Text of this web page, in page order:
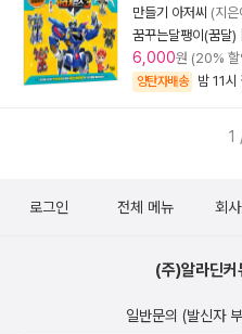
만들기 아저씨 (지은
꿈꾸는달팽이(꿈달)
6,000원 (20%
양탄자배송 밤 11시
1
로그인 전체 메뉴 회
(주)알라딘커
일반문의 (발신자